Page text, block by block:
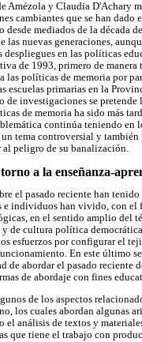
Amézola y Claudia D'Achary
cambiantes que se han dado
desde mediados de la década
las nuevas generaciones,
en las políticas
de 1993, primero de
las políticas de memoria por
escuelas primarias en la
de investigaciones se
de memoria ha sido más
continúa teniendo en
tema controversial y
peligro de su banalización.
a la enseñanza-
el pasado reciente han
e individuos han vivido, con
en el sentido amplio del
de cultura política
esfuerzos por configurar el
En este último
de abordar el pasado reciente
de abordaje con fines
de los aspectos
los cuales abordan algunas
el análisis de textos y
que tiene el trabajo con